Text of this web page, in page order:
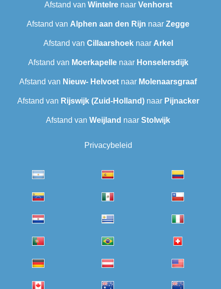
Afstand van Wintelrenaar Venhorst
Afstand van Alphen aan den Rijn naar Zegge
Afstand van Cillaarshoeknaar Arkel
Afstand van Moerkapellenaar Honselersdijk
Afstand van Nieuw- Helvoet naar Molenaarsgraaf
Afstand van Rijswijk (Zuid-Holland)naar Pijnacker
Afstand van Weijland naar Stolwijk
Privacybeleid